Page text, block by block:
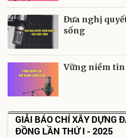
Đưa nghị
sống
Vững niềm tin
GIẢI BÁO CHÍ XÂY DỰNG
ĐỒNG LẦN THỨ I - 2025